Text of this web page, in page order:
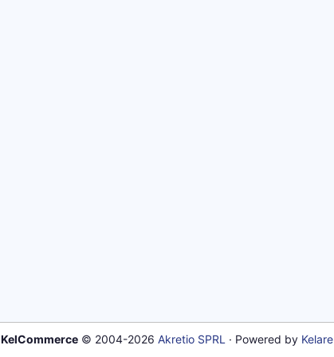
KelCommerce© 2004-2026 Akretio SPRL · Powered by Kelare